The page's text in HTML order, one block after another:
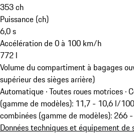
353ch
Puissance (ch)
6,0s
Accélération de 0 à 100 km/h
772 l
Volume du compartiment à bagages
supérieur des sièges arrière)
Automatique · Toutes roues motrices ·
(gamme de modèles): 11,7 - 10,6 l/
combinées (gamme de modèles): 266
Données techniques et équipement de